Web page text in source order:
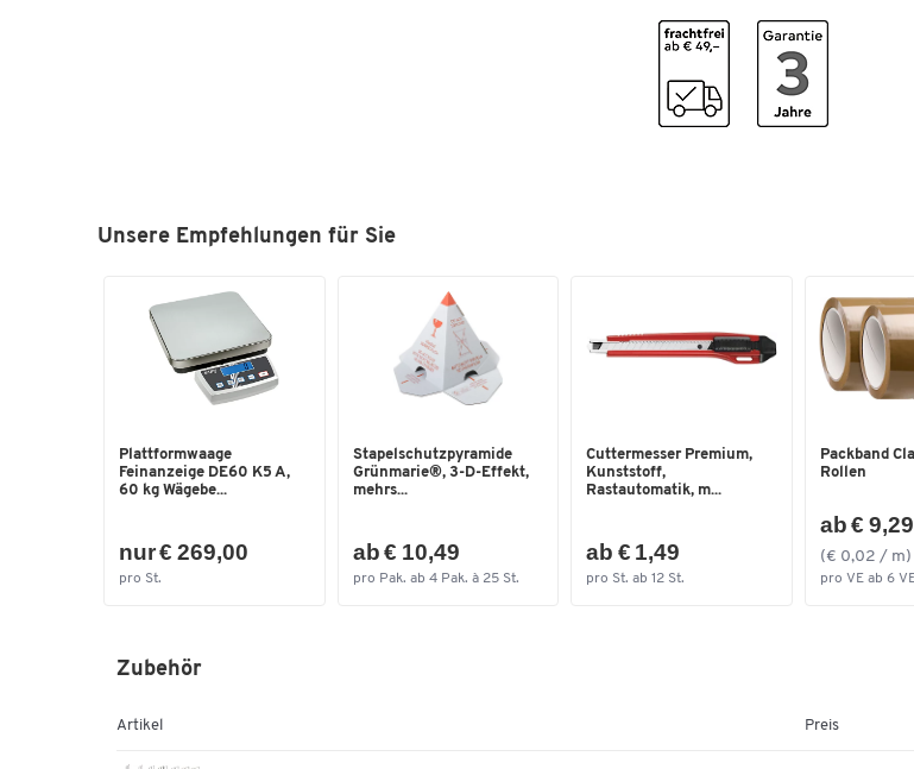
Unsere Empfehlungen für Sie
Plattformwaage
Feinanzeige DE60 K5 A,
60 kg Wägebe...
nur € 269,00
pro St.
Stapelschutzpyramide
Grünmarie®, 3-D-Effekt,
mehrs...
ab € 10,49
pro Pak. ab 4 Pak. à 25 St.
Cuttermesser Premium,
Kunststoff,
Rastautomatik, m...
ab € 1,49
pro St. ab 12 St.
Packband
Rollen
ab € 9,29
(€ 0,02 / m)
pro VE ab 6
Zubehör
Artikel Preis